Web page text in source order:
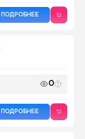
ПОДРОБНЕЕ
0
ПОДРОБНЕЕ